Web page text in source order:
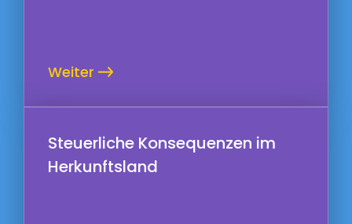
Weiter
Steuerliche Konsequenzen im
Herkunftsland